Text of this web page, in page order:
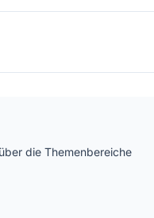
die Themenbereiche